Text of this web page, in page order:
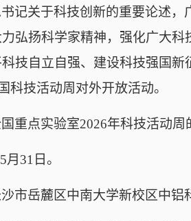
记关于科技创新的重要论述，
弘扬科学家精神，强化广大
技自立自强、建设科技强国新
科技活动周 对外开放活动。
重点实验室2026年科技活动周
5月 31 日。
市岳麓区中南大学新校区中铝